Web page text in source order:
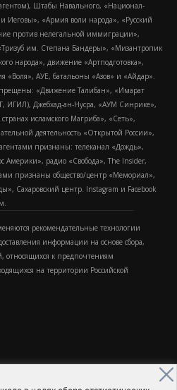
Штабы Навального, «Национал-
Иеговы», «Армия воли народа», «Русский
против нелегальной иммиграции»,
им. Степана Бандеры», «Мизантропик
народа», движение «Артподготовка»,
«Воля», АУЕ, батальоны «Азов» и «Айдар».
«Движение Талибан», «Имарат
ИГИЛ), Джебхад-ан-Нусра, «АУМ Синрике»,
исламского Магриба», «Сеть»,
деятельность «Открытой России»,
признаны: телеканал «Дождь»,
Америки», радио «Свобода», The Insider,
признаны общество/центр «Мемориал»,
Сахаровский центр. Instagram и Facebook
рекомендательные технологии
информации на основе сбора,
относящихся к предпочтениям
на территории Российской